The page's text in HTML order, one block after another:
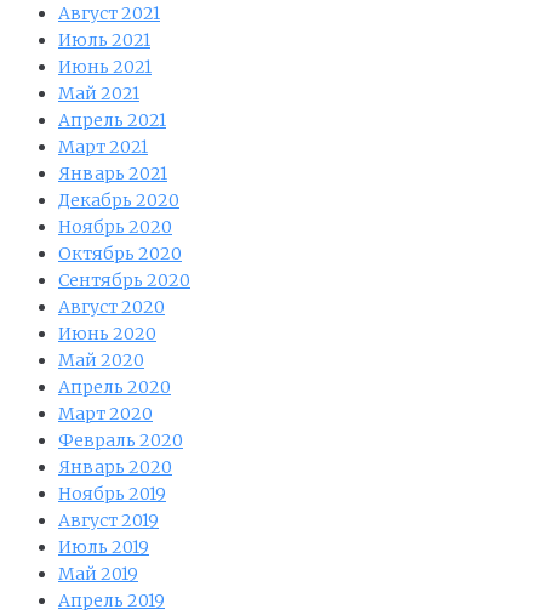
Август 2021
Июль 2021
Июнь 2021
Май 2021
Апрель 2021
Март 2021
Январь 2021
Декабрь 2020
Ноябрь 2020
Октябрь 2020
Сентябрь 2020
Август 2020
Июнь 2020
Май 2020
Апрель 2020
Март 2020
Февраль 2020
Январь 2020
Ноябрь 2019
Август 2019
Июль 2019
Май 2019
Апрель 2019